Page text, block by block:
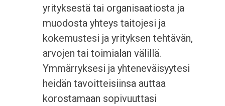
yrityksestä tai organisaatiosta ja
muodosta yhteys taitojesi ja
kokemustesi ja yrityksen tehtävän,
arvojen tai toimialan välillä.
Ymmärryksesi ja yhteneväisyytesi
heidän tavoitteisiinsa auttaa
korostamaan sopivuuttasi